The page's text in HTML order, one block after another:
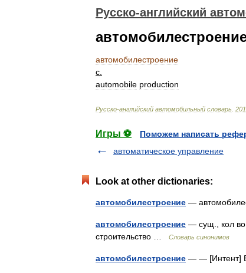
Русско-английский
автомобилестроение
с
automobile production
Русско-английский автомобильный словарь
Игры ⚽
Поможем написать
автоматическое управление
Look at other dictionaries:
автомобилестроение —
автомобилестроение — сущ., кол во
строительство …
Словарь синонимов
автомобилестроение — — [Интент]